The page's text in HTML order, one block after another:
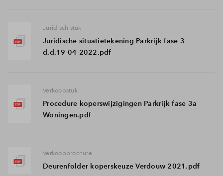
Juridisch stuk
Juridische situatietekening Parkrijk fase 3
d.d.19-04-2022.pdf
Verkoopstuk
Procedure koperswijzigingen Parkrijk fase 3a
Woningen.pdf
Verkoopbrochure
Deurenfolder koperskeuze Verdouw 2021.pdf